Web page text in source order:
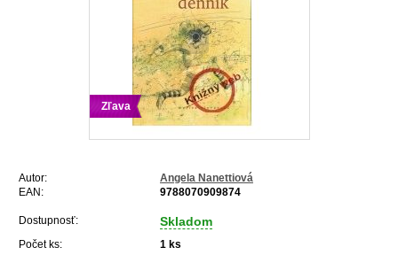
Zľava
Autor:
Angela Nanettiová
EAN:
9788070909874
Dostupnosť: Skladom
Počet ks: 1 ks